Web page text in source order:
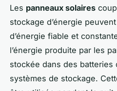
Les panneaux solaires
stockage d’énergie
d’énergie fiable et
l’énergie produite par les
stockée dans des batteries
systèmes de stockage.